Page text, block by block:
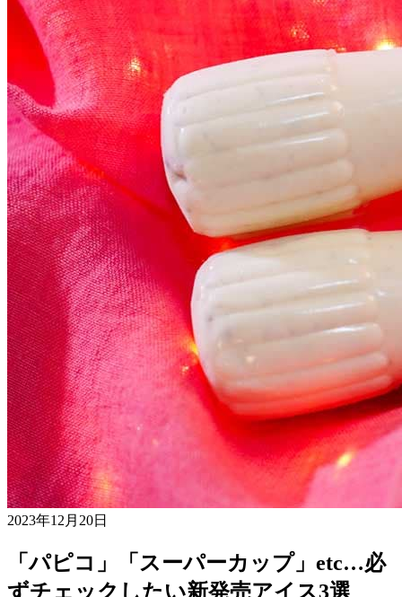
2023年12月20日
「パピコ」「スーパーカップ」etc…必
ずチェックしたい新発売アイス3選